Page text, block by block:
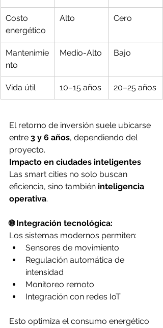
Costo
energético
Alto Cero
Mantenimie
nto
Medio-Alto Bajo
Vida útil 10–15 años 20–25 años
El retorno de inversión suele ubicarse
entre 3 y 6 años, dependiendo del
proyecto.
Impacto en ciudades inteligentes
Las smart cities no solo buscan
eficiencia, sino también inteligencia
operativa.
🌐 Integración tecnológica:
Los sistemas modernos permiten:
Sensores de movimiento
Regulación automática de
intensidad
Monitoreo remoto
Integración con redes IoT
Esto optimiza el consumo energético